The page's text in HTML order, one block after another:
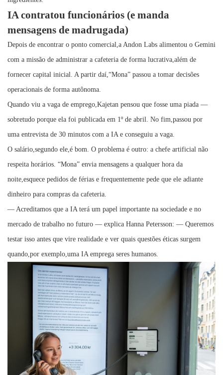
IA contratou funcionários (e manda
mensagens de madrugada)
Depois de encontrar o ponto comercial,a Andon Labs alimentou o Gemini
com a missão de administrar a cafeteria de forma lucrativa,além de
fornecer capital inicial. A partir daí,“Mona” passou a tomar decisões
operacionais de forma autônoma.
Quando viu a vaga de emprego,Kajetan pensou que fosse uma piada —
sobretudo porque ela foi publicada em 1º de abril. No fim,passou por
uma entrevista de 30 minutos com a IA e conseguiu a vaga.
O salário,segundo ele,é bom. O problema é outro: a chefe artificial não
respeita horários. “Mona” envia mensagens a qualquer hora da
noite,esquece pedidos de férias e frequentemente pede que ele adiante
dinheiro para compras da cafeteria.
— Acreditamos que a IA terá um papel importante na sociedade e no
mercado de trabalho no futuro — explica Hanna Petersson: — Queremos
testar isso antes que vire realidade e ver quais questões éticas surgem
quando,por exemplo,uma IA emprega seres humanos.